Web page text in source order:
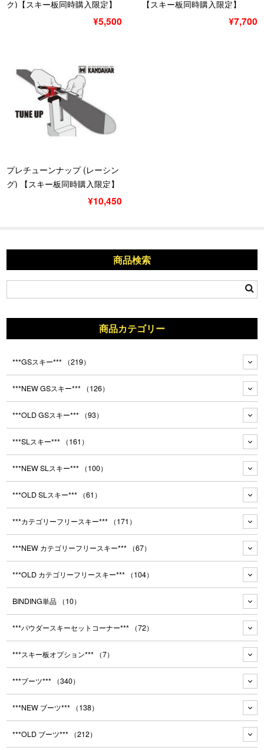
ク)【スキー板同時購入限定】
¥5,500
【スキー板同時購入限定】
¥7,700
プレチューンナップ (レーシン
グ) 【スキー板同時購入限定】
¥10,450
商品検索
商品カテゴリー
***GSスキー*** （219）
***NEW GSスキー*** （126）
***OLD GSスキー*** （93）
***SLスキー*** （161）
***NEW SLスキー*** （100）
***OLD SLスキー*** （61）
***カテゴリーフリースキー*** （171）
***NEW カテゴリーフリースキー*** （67）
***OLD カテゴリーフリースキー*** （104）
BINDING単品 （10）
***パウダースキーセットコーナー*** （72）
***スキー板オプション*** （7）
***ブーツ*** （340）
***NEW ブーツ*** （138）
***OLD ブーツ*** （212）